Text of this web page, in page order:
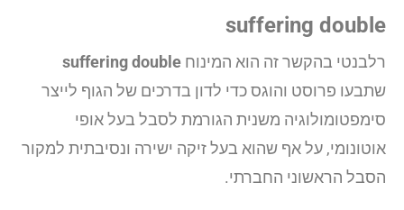
suffering double
רלבנטי בהקשר זה הוא המינוח suffering double
שתבעו פרוסט והוגס כדי לדון בדרכים של הגוף לייצר
סימפטומולוגיה משנית הגורמת לסבל בעל אופי
אוטונומי, על אף שהוא בעל זיקה ישירה ונסיבתית למקור
הסבל הראשוני החברתי.